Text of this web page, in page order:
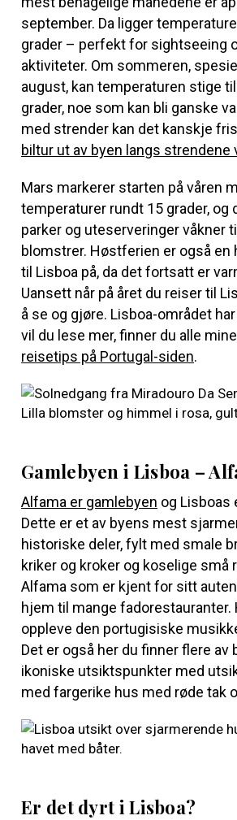
september. Da ligger
grader – perfekt for sightseeing
aktiviteter. Om sommeren,
august, kan temperaturen stige
grader, noe som kan bli ganske
med strender kan det kanskje
biltur ut av byen langs strendene
Mars markerer starten på våren
temperaturer rundt 15 grader, og
parker og uteserveringer våkner
blomstrer. Høstferien er også en
til Lisboa på, da det fortsatt er
Uansett når på året du reiser til
å se og gjøre. Lisboa-området
vil du lese mer, finner du alle mine
reisetips på Portugal-siden.
Gamlebyen i Lisboa –
Alfama er gamlebyen og Lisboas
Dette er et av byens mest
historiske deler, fylt med smale
kriker og kroker og koselige små
Alfama som er kjent for sitt
hjem til mange fadorestauranter.
oppleve den portugisiske
Det er også her du finner flere av
ikoniske utsiktspunkter med
med fargerike hus med røde tak
Er det dyrt i Lisboa?